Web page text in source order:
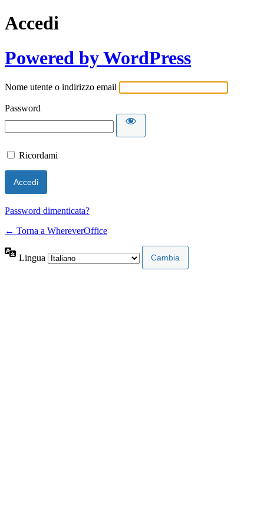
Accedi
Powered by WordPress
Nome utente o indirizzo email
Password
Ricordami
Password dimenticata?
← Torna a WhereverOffice
Lingua